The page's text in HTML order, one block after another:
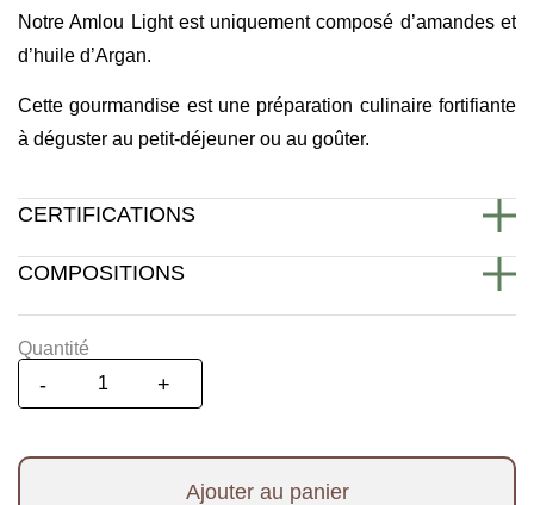
Notre Amlou Light est uniquement composé d’amandes et
d’huile d’Argan.
Cette gourmandise est une préparation culinaire fortifiante
à déguster au petit-déjeuner ou au goûter.
CERTIFICATIONS
COMPOSITIONS
Quantité
- +
Ajouter au panier